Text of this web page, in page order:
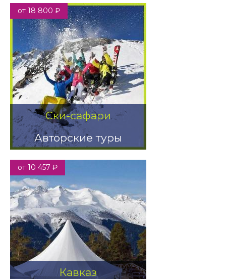
от 18 800 ₽
Ски-сафари
Авторские туры
от 10 457 ₽
Кавказ